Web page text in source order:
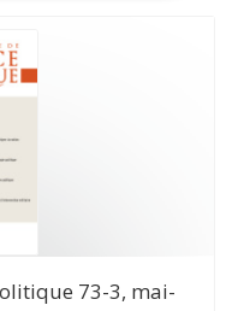
73-3, mai-